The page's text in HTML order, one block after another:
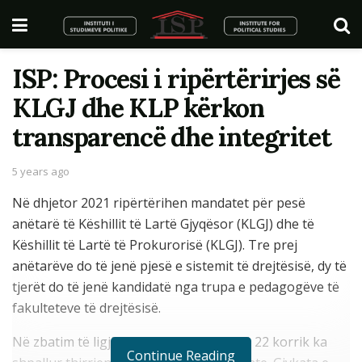
ISP: Procesi i ripërtërirjes së
KLGJ dhe KLP kërkon
transparencë dhe integritet
5 years ago
Në dhjetor 2021 ripërtërihen mandatet për pesë
anëtarë të Këshillit të Lartë Gjyqësor (KLGJ) dhe të
Këshillit të Lartë të Prokurorisë (KLGJ). Tre prej
anëtarëve do të jenë pjesë e sistemit të drejtësisë, dy të
tjerët do të jenë kandidatë nga trupa e pedagogëve të
fakulteteve të drejtësisë.
Në zbatim të ligjit 115/2016 Kuvendi më 22 korrik ka
Continue Reading